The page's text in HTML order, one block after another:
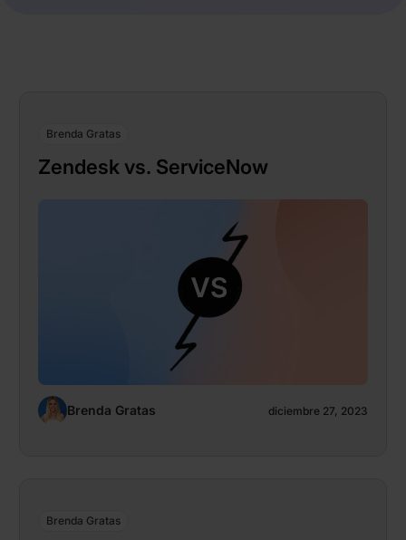
Brenda Gratas
Zendesk vs. ServiceNow
Brenda Gratas diciembre 27, 2023
Brenda Gratas